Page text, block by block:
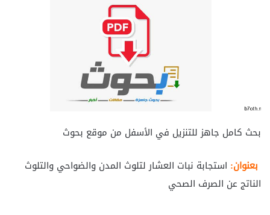
بحث كامل جاهز للتنزيل في الأسفل من موقع بحوث
بعنوان: استجابة نبات العشار لتلوث المدن والضواحي والتلوث
الناتج عن الصرف الصحي